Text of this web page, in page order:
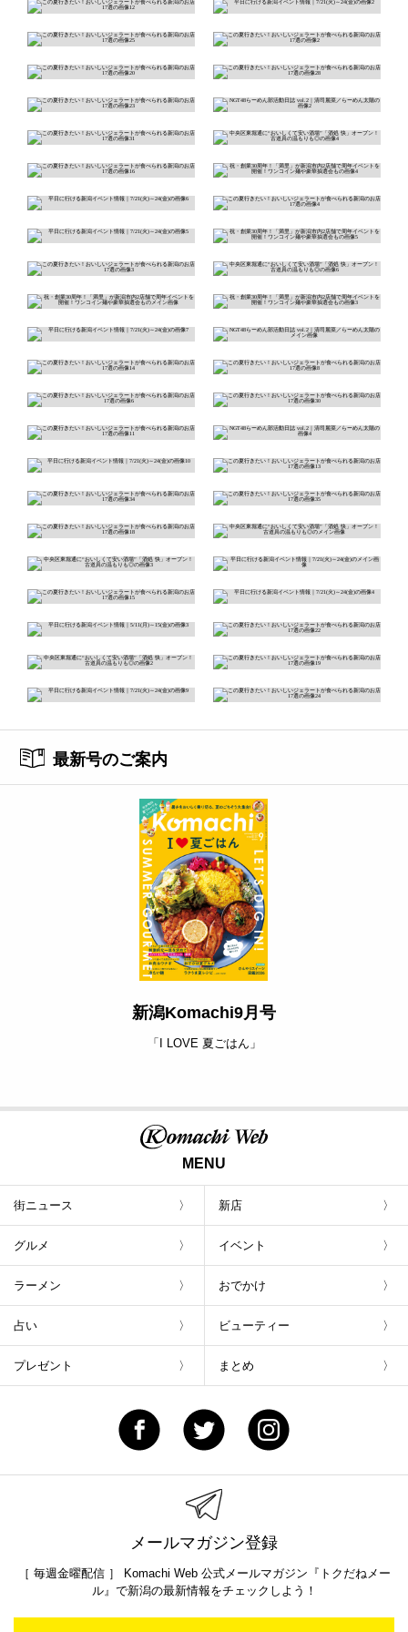
最新号のご案内
新潟Komachi9月号
「I LOVE 夏ごはん」
MENU
街ニュース 新店
グルメ イベント
ラーメン おでかけ
占い ビューティー
プレゼント まとめ
メールマガジン登録
［ 毎週金曜配信 ］ Komachi Web 公式メールマガジン『トクだねメー
ル』で新潟の最新情報をチェックしよう！